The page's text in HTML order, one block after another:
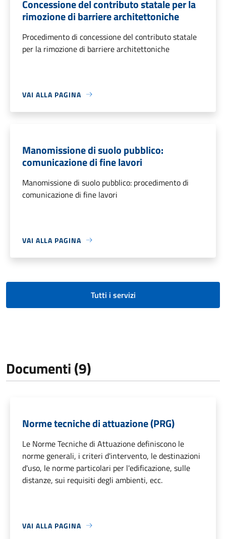
Concessione del contributo statale per la
rimozione di barriere architettoniche
Procedimento di concessione del contributo statale
per la rimozione di barriere architettoniche
VAI ALLA PAGINA
Manomissione di suolo pubblico:
comunicazione di fine lavori
Manomissione di suolo pubblico: procedimento di
comunicazione di fine lavori
VAI ALLA PAGINA
Tutti i servizi
Documenti (9)
Norme tecniche di attuazione (PRG)
Le Norme Tecniche di Attuazione definiscono le
norme generali, i criteri d'intervento, le destinazioni
d'uso, le norme particolari per l'edificazione, sulle
distanze, sui requisiti degli ambienti, ecc.
VAI ALLA PAGINA